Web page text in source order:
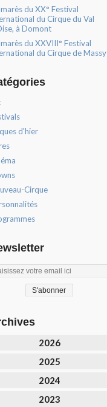
du XX° Festival
du Cirque du Val
à Domont
du XXVIII° Festival
du Cirque de Massy
d'hier
Cirque
2026
2025
2024
2023